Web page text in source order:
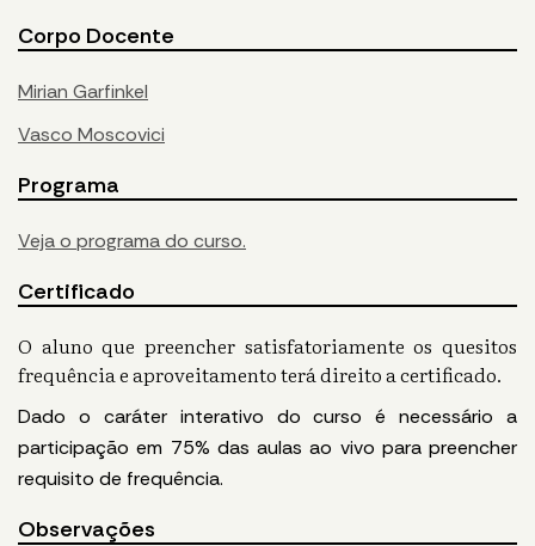
Corpo Docente
Mirian Garfinkel
Vasco Moscovici
Programa
Veja o programa do curso.
Certificado
O aluno que preencher satisfatoriamente os quesitos
frequência e aproveitamento terá direito a certificado.
Dado o caráter interativo do curso é necessário a
participação em 75% das aulas ao vivo para preencher
requisito de frequência.
Observações